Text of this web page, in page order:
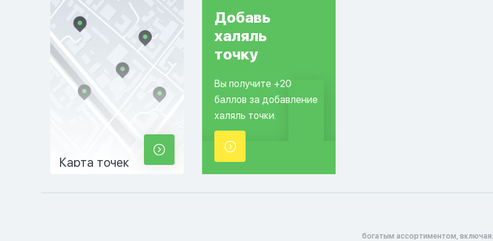
Карта точек
Добавь
халяль
точку
Вы получите +20
баллов за добавление
халяль точки.
богатым ассортиментом,